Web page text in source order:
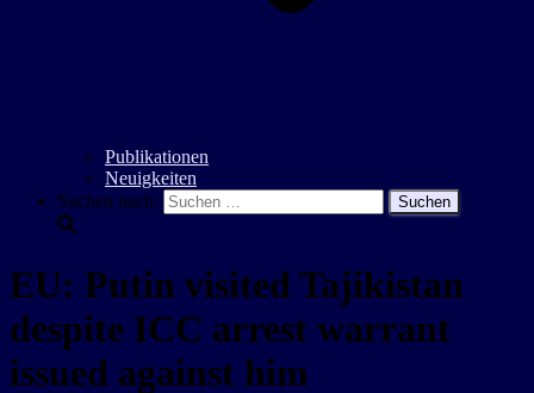
Publikationen
Neuigkeiten
Suchen nach:
EU: Putin visited Tajikistan
despite ICC arrest warrant
issued against him